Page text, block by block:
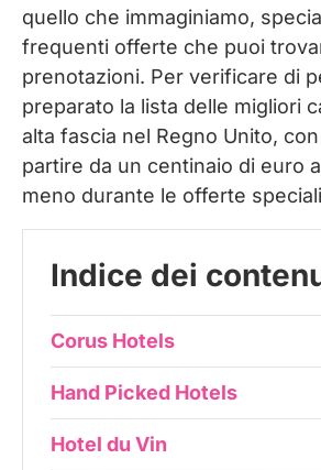
quello che immaginiamo,
frequenti offerte che puoi
prenotazioni. Per verificare di
preparato la lista delle migliori
alta fascia nel Regno Unito,
partire da un centinaio di euro
meno durante le offerte
Indice dei
Corus Hotels
Hand Picked Hotels
Hotel du Vin